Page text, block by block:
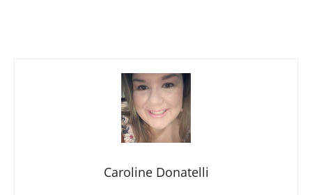
Caroline Donatelli